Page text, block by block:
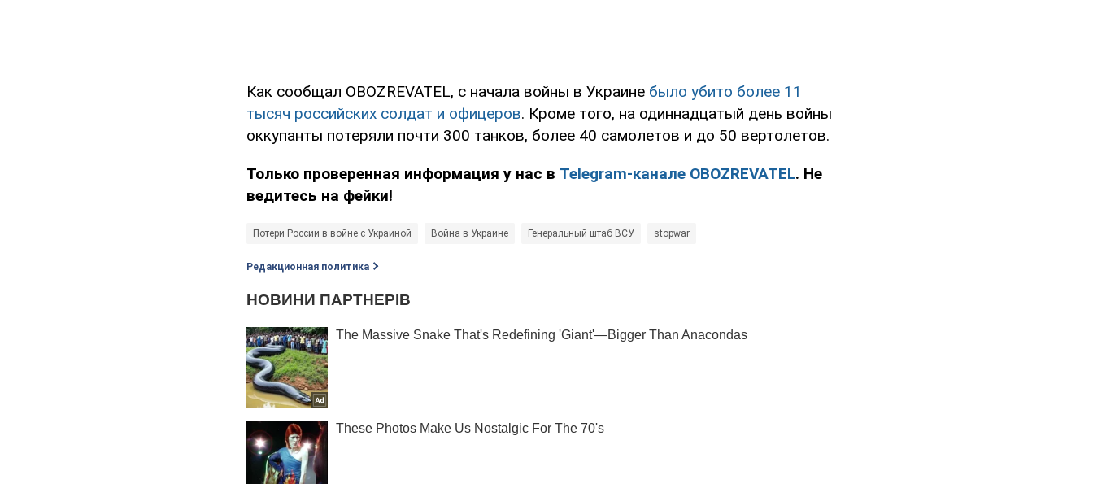
Как сообщал OBOZREVATEL, с начала войны в Украине было убито более 11
тысяч российских солдат и офицеров. Кроме того, на одиннадцатый день войны
оккупанты потеряли почти 300 танков, более 40 самолетов и до 50 вертолетов.
Только проверенная информация у нас в Telegram-канале OBOZREVATEL. Не
ведитесь на фейки!
Потери России в войне с Украиной Война в Украине Генеральный штаб ВСУ stopwar
Редакционная политика